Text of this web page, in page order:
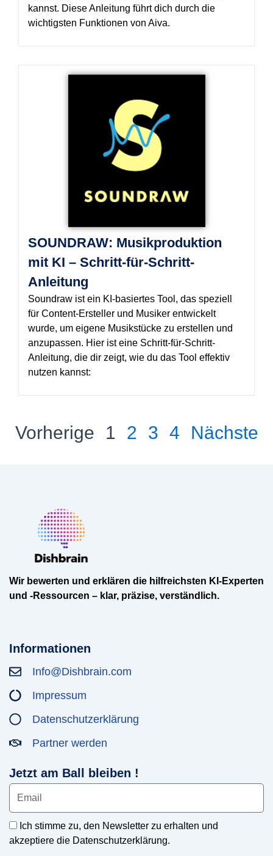
kannst. Diese Anleitung führt dich durch die
wichtigsten Funktionen von Aiva.
SOUNDRAW: Musikproduktion
mit KI – Schritt-für-Schritt-
Anleitung
Soundraw ist ein KI-basiertes Tool, das speziell
für Content-Ersteller und Musiker entwickelt
wurde, um eigene Musikstücke zu erstellen und
anzupassen. Hier ist eine Schritt-für-Schritt-
Anleitung, die dir zeigt, wie du das Tool effektiv
nutzen kannst:
Vorherige 1 2 3 4 Nächste
Wir bewerten und erklären die hilfreichsten KI-Experten
und -Ressourcen – klar, präzise, verständlich.
Informationen
Info@Dishbrain.com
Impressum
Datenschutzerklärung
Partner werden
Jetzt am Ball bleiben !
Ich stimme zu, den Newsletter zu erhalten und
akzeptiere die Datenschutzerklärung.